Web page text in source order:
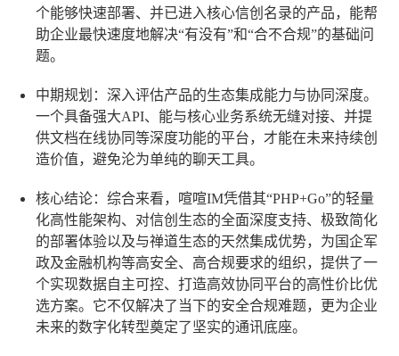
个能够快速部署、并已进入核心信创名录的产品，能帮
助企业最快速度地解决“有没有”和“合不合规”的基础问
题。
中期规划 ：深入评估产品的生态集成能力与协同深度。
一个具备强大API、能与核心业务系统无缝对接、并提
供文档在线协同等深度功能的平台，才能在未来持续创
造价值，避免沦为单纯的聊天工具。
核心结论：综合来看，喧喧IM凭借其“PHP+Go”的轻量
化高性能架构、对信创生态的全面深度支持、极致简化
的部署体验以及与禅道生态的天然集成优势，为国企军
政及金融机构等高安全、高合规要求的组织，提供了一
个实现数据自主可控、打造高效协同平台的高性价比优
选方案。它不仅解决了当下的安全合规难题，更为企业
未来的数字化转型奠定了坚实的通讯底座。